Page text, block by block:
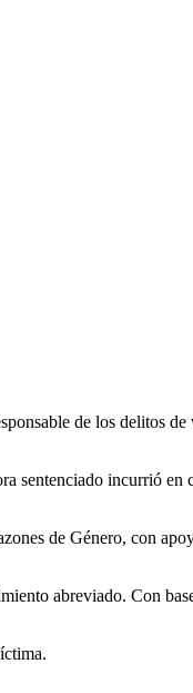
de los delitos
sentenciado incurrió
de Género, con
abreviado. Con